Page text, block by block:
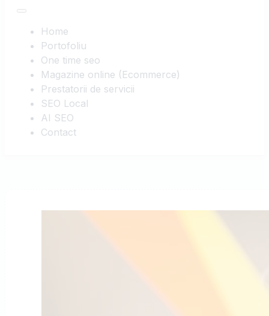
Home
Portofoliu
One time seo
Magazine online (Ecommerce)
Prestatorii de servicii
SEO Local
AI SEO
Contact